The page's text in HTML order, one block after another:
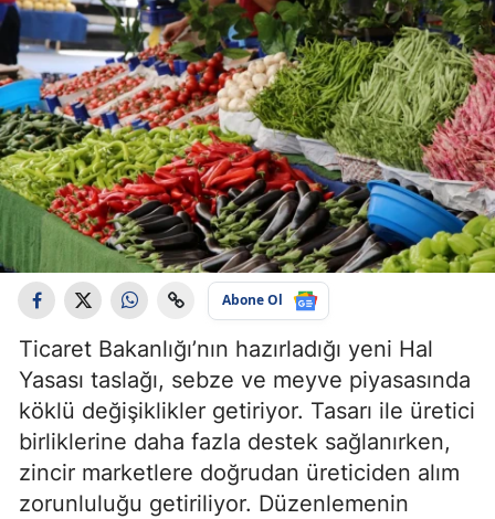
Abone Ol
Ticaret Bakanlığı’nın hazırladığı yeni Hal
Yasası taslağı, sebze ve meyve piyasasında
köklü değişiklikler getiriyor. Tasarı ile üretici
birliklerine daha fazla destek sağlanırken,
zincir marketlere doğrudan üreticiden alım
zorunluluğu getiriliyor. Düzenlemenin